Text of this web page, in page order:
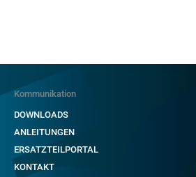
Kommunikation
DOWNLOADS
ANLEITUNGEN
ERSATZTEILPORTAL
KONTAKT